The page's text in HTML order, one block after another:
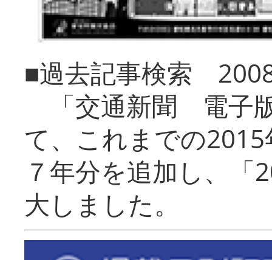
■過去記事検索
「交通新聞 電子
て、これまでの
７年分を追加し、「
大しまし